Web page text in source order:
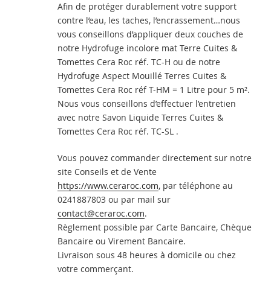
Afin de protéger durablement votre support
contre l’eau, les taches, l’encrassement…nous
vous conseillons d’appliquer deux couches de
notre Hydrofuge incolore mat Terre Cuites &
Tomettes Cera Roc réf. TC-H ou de notre
Hydrofuge Aspect Mouillé Terres Cuites &
Tomettes Cera Roc réf T-HM = 1 Litre pour 5 m².
Nous vous conseillons d’effectuer l’entretien
avec notre Savon Liquide Terres Cuites &
Tomettes Cera Roc réf. TC-SL .
Vous pouvez commander directement sur notre
site Conseils et de Vente
https://www.ceraroc.com, par téléphone au
0241887803 ou par mail sur
contact@ceraroc.com.
Règlement possible par Carte Bancaire, Chèque
Bancaire ou Virement Bancaire.
Livraison sous 48 heures à domicile ou chez
votre commerçant.